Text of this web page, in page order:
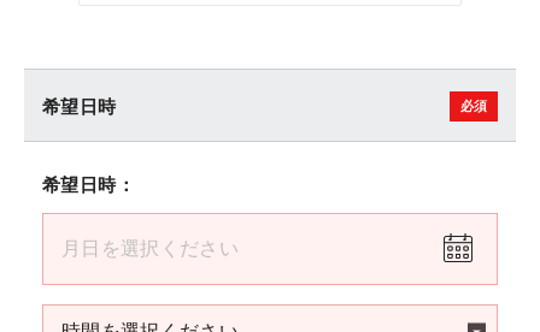
希望日時
希望日時：